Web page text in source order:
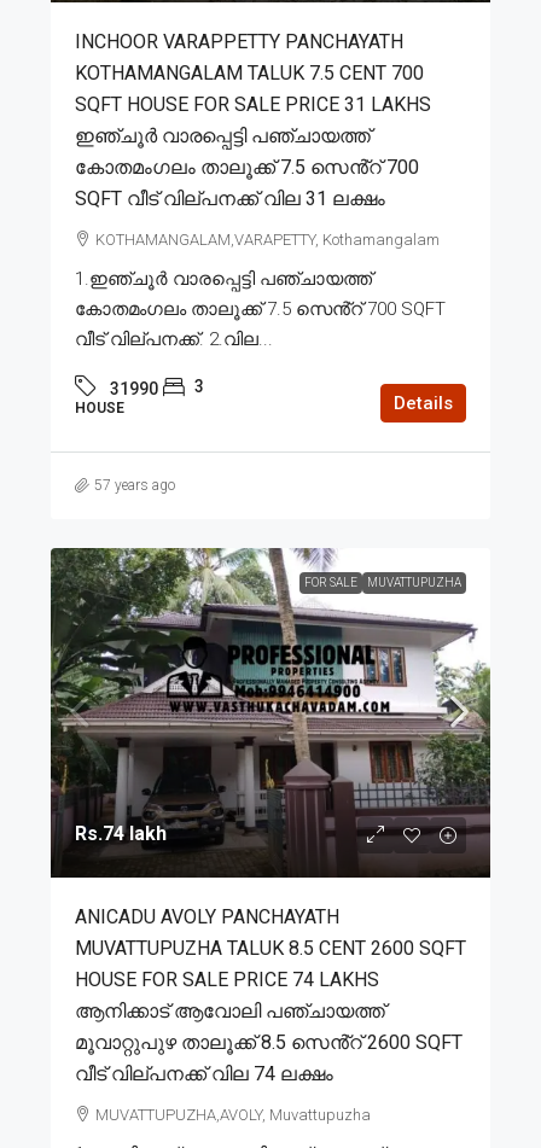
INCHOOR VARAPPETTY PANCHAYATH
KOTHAMANGALAM TALUK 7.5 CENT 700
SQFT HOUSE FOR SALE PRICE 31 LAKHS
ഇഞ്ചൂർ വാരപ്പെട്ടി പഞ്ചായത്ത്
കോതമംഗലം താലൂക്ക് 7.5 സെൻ്റ് 700
SQFT വീട് വില്പനക്ക് വില 31 ലക്ഷം
KOTHAMANGALAM,VARAPETTY, Kothamangalam
1.ഇഞ്ചൂർ വാരപ്പെട്ടി പഞ്ചായത്ത്
കോതമംഗലം താലൂക്ക് 7.5 സെൻ്റ് 700 SQFT
വീട് വില്പനക്ക്. 2.വില...
31990 3
HOUSE Details
57 years ago
FOR SALE MUVATTUPUZHA
Rs.74 lakh
ANICADU AVOLY PANCHAYATH
MUVATTUPUZHA TALUK 8.5 CENT 2600 SQFT
HOUSE FOR SALE PRICE 74 LAKHS
ആനിക്കാട് ആവോലി പഞ്ചായത്ത്
മൂവാറ്റുപുഴ താലൂക്ക് 8.5 സെൻ്റ് 2600 SQFT
വീട് വില്പനക്ക് വില 74 ലക്ഷം
MUVATTUPUZHA,AVOLY, Muvattupuzha